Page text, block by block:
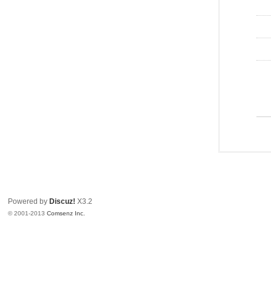
Powered by Discuz! X3.2
© 2001-2013Comsenz Inc.